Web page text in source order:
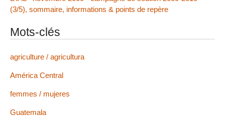
(3/5), sommaire, informations & points de repère
Mots-clés
agriculture / agricultura
América Central
femmes / mujeres
Guatemala